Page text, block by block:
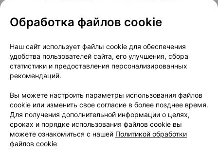
О проекте
Новости проекта
Размещение рекламы
Медицинский маркетинг
Публичный договор
Доставка
Способы оплаты
Вакансии
Партнеры
Написать руководителю 103.by
Написать в поддержку
Персональные настройки Cookie
Обработка файлов cookie
Наш сайт использует файлы cookie для обеспечения
удобства пользователей сайта, его улучшения, сбора
статистики и предоставления персонализированных
рекомендаций.
Вы можете настроить параметры использования файлов
cookie или изменить свое согласие в более позднее время.
Для получения дополнительной информации о целях,
сроках и порядке использования файлов cookie вы
можете ознакомиться с нашей Политикой обработки
файлов cookie